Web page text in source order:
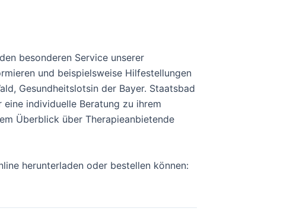
besonderen Service unserer
und beispielsweise Hilfestellungen
Gesundheitslotsin der Bayer. Staatsbad
individuelle Beratung zu ihrem
Überblick über Therapieanbietende
herunterladen oder bestellen können: